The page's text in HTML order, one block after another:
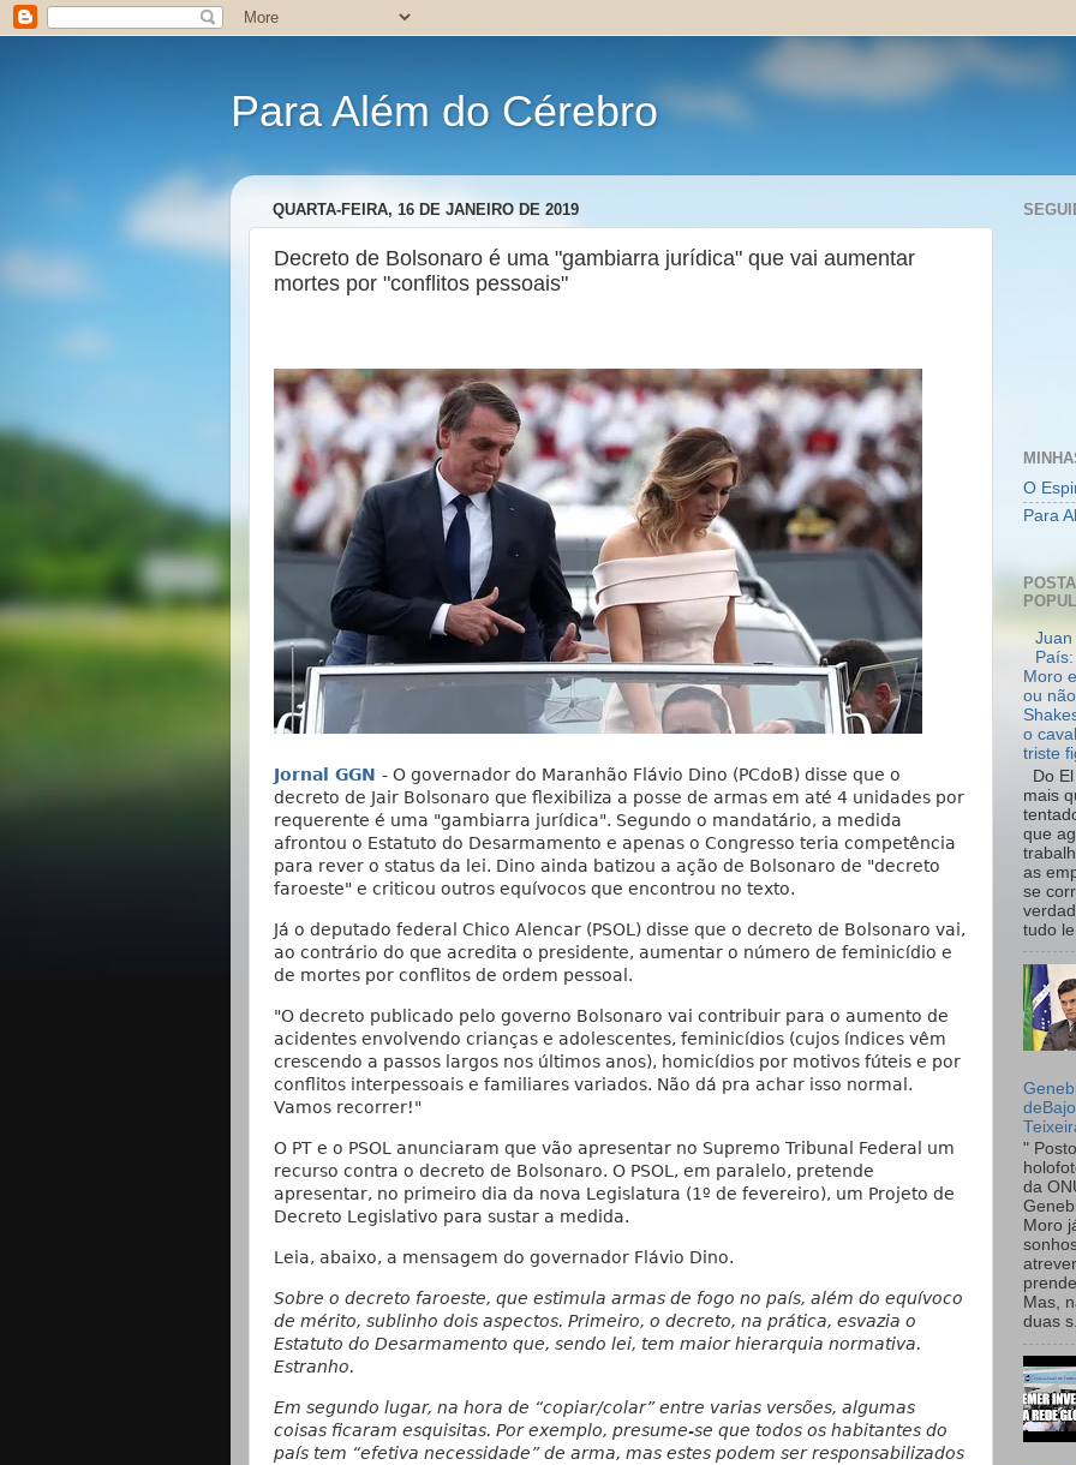
Para Além do Cérebro
QUARTA-FEIRA, 16 DE JANEIRO DE 2019
Decreto de Bolsonaro é uma "gambiarra jurídica" que vai aumentar
mortes por "conflitos pessoais"
Jornal GGN - O governador do Maranhão Flávio Dino (PCdoB) disse que o
decreto de Jair Bolsonaro que flexibiliza a posse de armas em até 4 unidades por
requerente é uma "gambiarra jurídica". Segundo o mandatário, a medida
afrontou o Estatuto do Desarmamento e apenas o Congresso teria competência
para rever o status da lei. Dino ainda batizou a ação de Bolsonaro de "decreto
faroeste" e criticou outros equívocos que encontrou no texto.
Já o deputado federal Chico Alencar (PSOL) disse que o decreto de Bolsonaro vai,
ao contrário do que acredita o presidente, aumentar o número de feminicídio e
de mortes por conflitos de ordem pessoal.
"O decreto publicado pelo governo Bolsonaro vai contribuir para o aumento de
acidentes envolvendo crianças e adolescentes, feminicídios (cujos índices vêm
crescendo a passos largos nos últimos anos), homicídios por motivos fúteis e por
conflitos interpessoais e familiares variados. Não dá pra achar isso normal.
Vamos recorrer!"
O PT e o PSOL anunciaram que vão apresentar no Supremo Tribunal Federal um
recurso contra o decreto de Bolsonaro. O PSOL, em paralelo, pretende
apresentar, no primeiro dia da nova Legislatura (1º de fevereiro), um Projeto de
Decreto Legislativo para sustar a medida.
Leia, abaixo, a mensagem do governador Flávio Dino.
Sobre o decreto faroeste, que estimula armas de fogo no país, além do equívoco
de mérito, sublinho dois aspectos. Primeiro, o decreto, na prática, esvazia o
Estatuto do Desarmamento que, sendo lei, tem maior hierarquia normativa.
Estranho.
Em segundo lugar, na hora de “copiar/colar” entre varias versões, algumas
coisas ficaram esquisitas. Por exemplo, presume-se que todos os habitantes do
país tem “efetiva necessidade” de arma, mas estes podem ser responsabilizados
O
Para
Juan
Moro
ou
o
triste
Do
mais
que
as
se
tudo
"
da
Moro
Mas,
duas